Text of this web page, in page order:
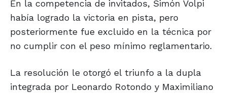
En la competencia de invitados, Simón Volpi
había logrado la victoria en pista, pero
posteriormente fue excluido en la técnica por
no cumplir con el peso mínimo reglamentario.
La resolución le otorgó el triunfo a la dupla
integrada por Leonardo Rotondo y Maximiliano